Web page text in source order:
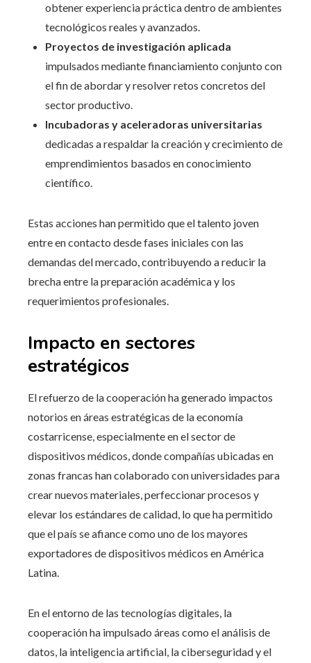
obtener experiencia práctica dentro de ambientes
tecnológicos reales y avanzados.
Proyectos de investigación aplicada
impulsados mediante financiamiento conjunto con
el fin de abordar y resolver retos concretos del
sector productivo.
Incubadoras y aceleradoras universitarias
dedicadas a respaldar la creación y crecimiento de
emprendimientos basados en conocimiento
científico.
Estas acciones han permitido que el talento joven
entre en contacto desde fases iniciales con las
demandas del mercado, contribuyendo a reducir la
brecha entre la preparación académica y los
requerimientos profesionales.
Impacto en sectores
estratégicos
El refuerzo de la cooperación ha generado impactos
notorios en áreas estratégicas de la economía
costarricense, especialmente en el sector de
dispositivos médicos, donde compañías ubicadas en
zonas francas han colaborado con universidades para
crear nuevos materiales, perfeccionar procesos y
elevar los estándares de calidad, lo que ha permitido
que el país se afiance como uno de los mayores
exportadores de dispositivos médicos en América
Latina.
En el entorno de las tecnologías digitales, la
cooperación ha impulsado áreas como el análisis de
datos, la inteligencia artificial, la ciberseguridad y el